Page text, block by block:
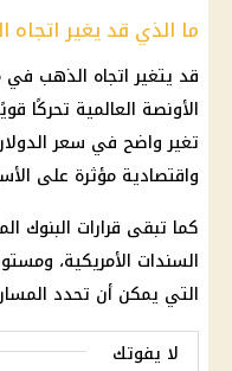
ما الذي قد يغير اتجاه
قد يتغير اتجاه الذهب في
الأونصة العالمية تحركًا
تغير واضح في سعر الدولار
واقتصادية مؤثرة على
كما تبقى قرارات البنوك
السندات الأمريكية،
التي يمكن أن تحدد
لا يفوتك